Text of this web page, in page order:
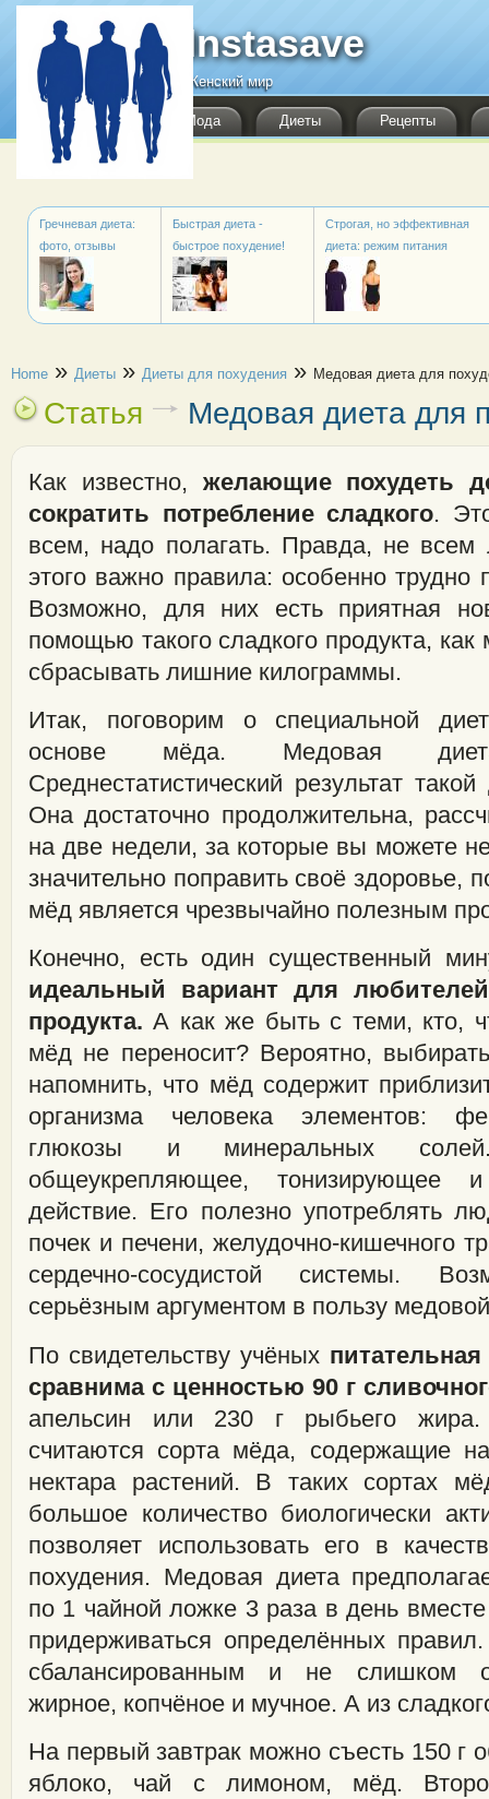
Перейти к основному содержанию
Мода Диеты Рецепты
Instasave
Женский мир
Гречневая диета:
фото, отзывы
Быстрая диета -
быстрое похудение!
Строгая, но эффективная
диета: режим питания
Вы здесь
Home » Диеты » Диеты для похудения » Медовая диета для
Статья Медовая диета для
Как известно, желающие похудеть
сократить потребление сладкого.
всем, надо полагать. Правда, не всем
этого важно правила: особенно трудно
Возможно, для них есть приятная
помощью такого сладкого продукта,
сбрасывать лишние килограммы.
Итак, поговорим о специальной
основе мёда. Медовая
Среднестатистический результат
Она достаточно продолжительна,
на две недели, за которые вы можете
значительно поправить своё здоровье,
мёд является чрезвычайно полезным
Конечно, есть один существенный
идеальный вариант для
продукта.А как же быть с теми, кто,
мёд не переносит? Вероятно,
напомнить, что мёд содержит
организма человека элементов:
глюкозы и минеральных
общеукрепляющее, тонизирующее и
действие. Его полезно употреблять
почек и печени, желудочно-кишечного
сердечно-сосудистой системы.
серьёзным аргументом в пользу
По свидетельству учёных
сравнима с ценностью 90 г
апельсин или 230 г рыбьего
считаются сорта мёда, содержащие
нектара растений. В таких сортах
большое количество биологически
позволяет использовать его в
похудения. Медовая диета
по 1 чайной ложке 3 раза в день
придерживаться определённых
сбалансированным и не слишком
жирное, копчёное и мучное. А из
На первый завтрак можно съесть 150 г
яблоко, чай с лимоном, мёд.